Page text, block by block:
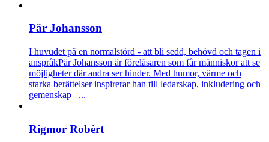
Pär Johansson
I huvudet på en normalstörd - att bli sedd, behövd och tagen i
anspråkPär Johansson är föreläsaren som får människor att se
möjligheter där andra ser hinder. Med humor, värme och
starka berättelser inspirerar han till ledarskap, inkludering och
gemenskap –...
Rigmor Robèrt